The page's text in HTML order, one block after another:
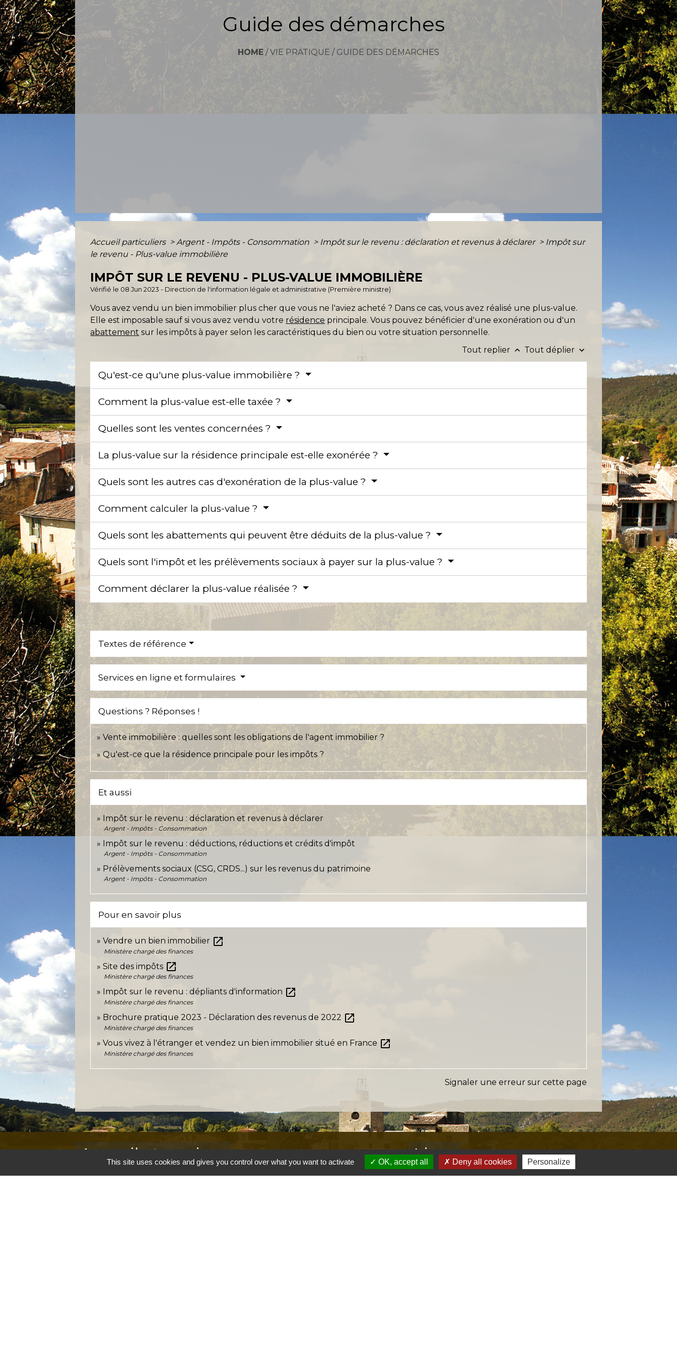
Guide des démarches
HOME /VIE PRATIQUE / GUIDE DES DÉMARCHES
Accueil particuliers > Argent - Impôts - Consommation > Impôt sur le revenu : déclaration et revenus à déclarer > Impôt sur
le revenu - Plus-value immobilière
IMPÔT SUR LE REVENU - PLUS-VALUE IMMOBILIÈRE
Vérifié le 08 Jun 2023 - Direction de l'information légale et administrative (Première ministre)
Vous avez vendu un bien immobilier plus cher que vous ne l'aviez acheté ? Dans ce cas, vous avez réalisé une plus-value.
Elle est imposable sauf si vous avez vendu votre résidence principale. Vous pouvez bénéficier d'une exonération ou d'un
abattement sur les impôts à payer selon les caractéristiques du bien ou votre situation personnelle.
Tout replier keyboard_arrow_up Tout déplier keyboard_arrow_down
Qu'est-ce qu'une plus-value immobilière ?
Comment la plus-value est-elle taxée ?
Quelles sont les ventes concernées ?
La plus-value sur la résidence principale est-elle exonérée ?
Quels sont les autres cas d'exonération de la plus-value ?
Comment calculer la plus-value ?
Quels sont les abattements qui peuvent être déduits de la plus-value ?
Quels sont l'impôt et les prélèvements sociaux à payer sur la plus-value ?
Comment déclarer la plus-value réalisée ?
Textes de référence
Services en ligne et formulaires
Questions ? Réponses !
Vente immobilière : quelles sont les obligations de l'agent immobilier ?
Qu'est-ce que la résidence principale pour les impôts ?
Et aussi
Impôt sur le revenu : déclaration et revenus à déclarer
Argent - Impôts - Consommation
Impôt sur le revenu : déductions, réductions et crédits d'impôt
Argent - Impôts - Consommation
Prélèvements sociaux (CSG, CRDS...) sur les revenus du patrimoine
Argent - Impôts - Consommation
Pour en savoir plus
Vendre un bien immobilier open_in_new
Ministère chargé des finances
Site des impôts open_in_new
Ministère chargé des finances
Impôt sur le revenu : dépliants d'information open_in_new
Ministère chargé des finances
Brochure pratique 2023 - Déclaration des revenus de 2022 open_in_new
Ministère chargé des finances
Vous vivez à l'étranger et vendez un bien immobilier situé en France open_in_new
Ministère chargé des finances
Signaler une erreur sur cette page
Accueil et services
Commune de Correns
Liens
This site uses cookies and gives you control over what you want to activate OK, accept all Deny all cookies Personalize